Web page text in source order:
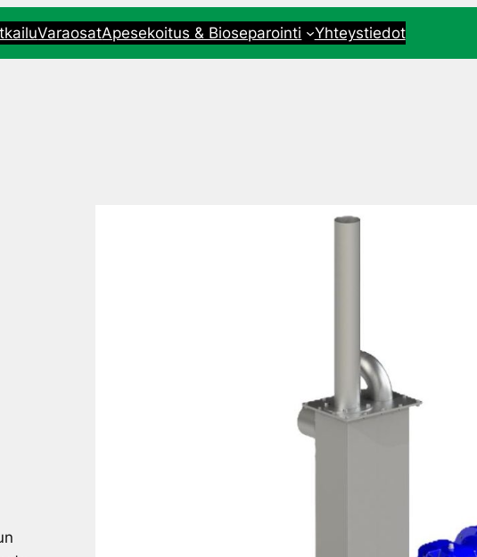
VaraosatApesekoitus & Bioseparointi Yhteystiedot